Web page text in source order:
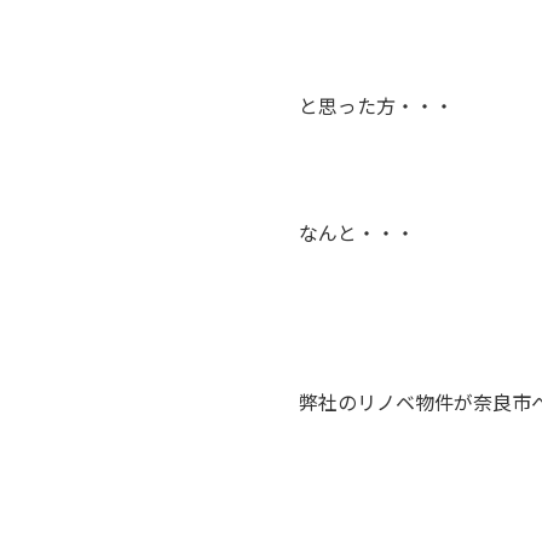
と思った方・・・
なんと・・・
弊社のリノベ物件が奈良市